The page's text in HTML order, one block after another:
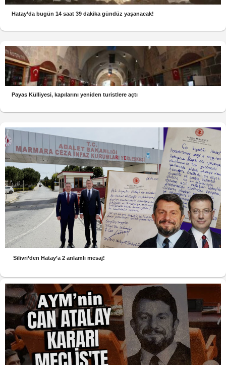
Hatay’da bugün 14 saat 39 dakika gündüz yaşanacak!
Payas Külliyesi, kapılarını yeniden turistlere açtı
Silivri’den Hatay’a 2 anlamlı mesaj!